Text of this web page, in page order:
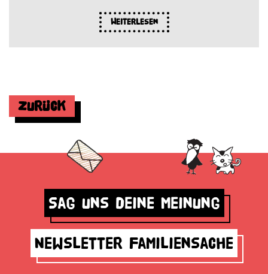
Weiterlesen
Zurück
Sag uns deine Meinung
Newsletter Familiensache